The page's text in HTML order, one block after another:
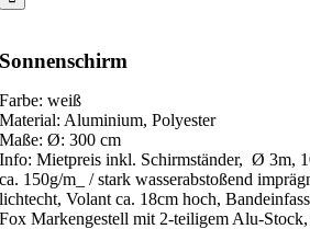
Sonnenschirm
Farbe: weiß
Material: Aluminium, Polyester
Maße: Ø: 300 cm
Info: Mietpreis inkl. Schirmständer, Ø 3m,
ca. 150g/m_ / stark wasserabstoßend
lichtecht, Volant ca. 18cm hoch,
Fox Markengestell mit 2-teiligem Alu-